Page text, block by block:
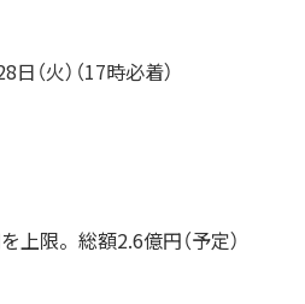
（火）（17時必着）
限。総額2.6億円（予定）